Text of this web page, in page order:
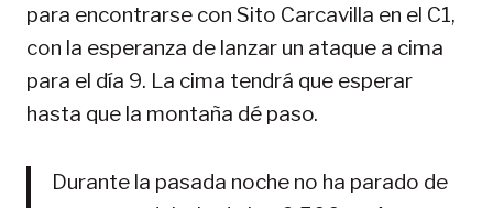
para encontrarse con Sito Carcavilla en el C1,
con la esperanza de lanzar un ataque a cima
para el día 9. La cima tendrá que esperar
hasta que la montaña dé paso.
Durante la pasada noche no ha parado de